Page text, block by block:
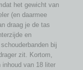
het gewicht van
(en daarmee
draag je de tas
en
bij
zit. Kortom,
inhoud van 18 liter